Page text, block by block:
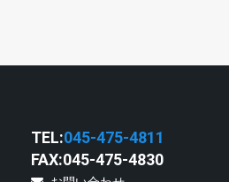
TEL:045-475-4811
FAX:045-475-4830